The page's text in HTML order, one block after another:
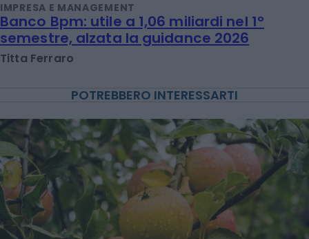
IMPRESA E MANAGEMENT
Banco Bpm: utile a 1,06 miliardi nel 1°
semestre, alzata la guidance 2026
Titta Ferraro
POTREBBERO INTERESSARTI